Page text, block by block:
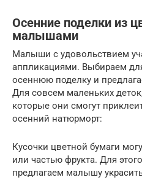
Осенние поделки из
малышами
Малыши с удовольствием
аппликациями. Выбираем
осеннюю поделку и
Для совсем маленьких
которые они смогут
осенний натюрморт:
Кусочки цветной бумаги
или частью фрукта. Для
предлагаем малышу